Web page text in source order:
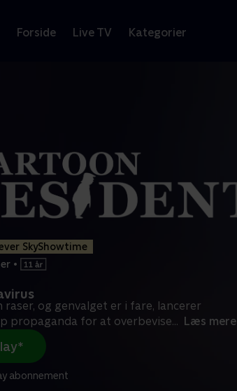
Forside Live TV Kategorier
SkyShowtime
•
raser, og genvalget er i fare, lancerer
propaganda for at overbevise... Læs mere
abonnement